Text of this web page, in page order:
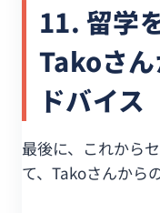
11. 留学
Takoさ
ドバイス
最後に、これから
て、Takoさんから